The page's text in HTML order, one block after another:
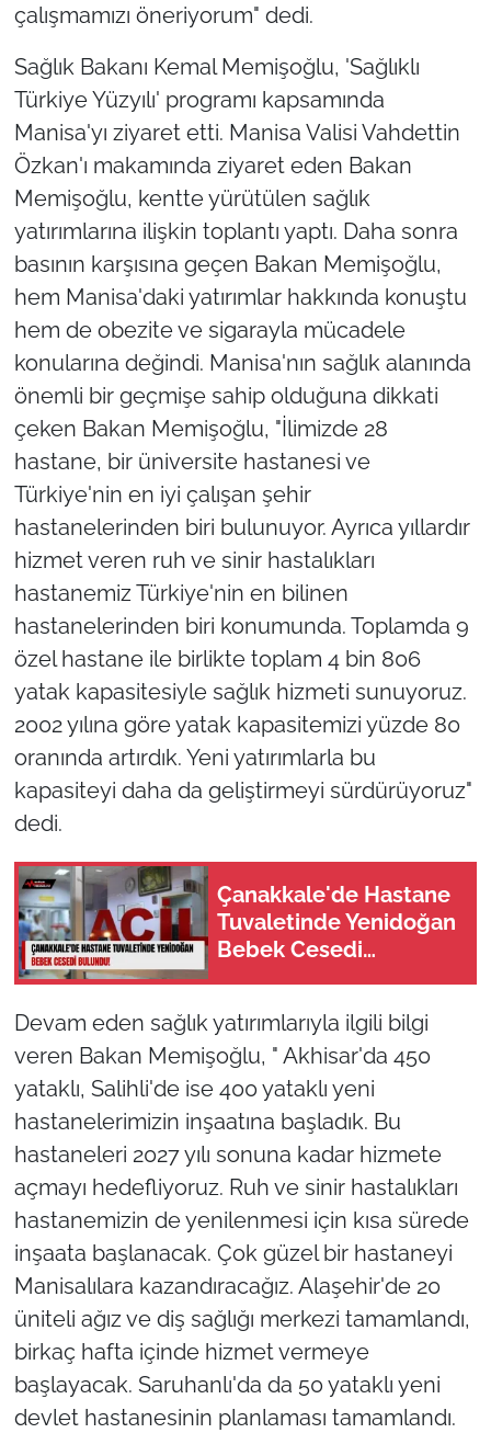
çalışmamızı öneriyorum" dedi.
Sağlık Bakanı Kemal Memişoğlu, 'Sağlıklı
Türkiye Yüzyılı' programı kapsamında
Manisa'yı ziyaret etti. Manisa Valisi Vahdettin
Özkan'ı makamında ziyaret eden Bakan
Memişoğlu, kentte yürütülen sağlık
yatırımlarına ilişkin toplantı yaptı. Daha sonra
basının karşısına geçen Bakan Memişoğlu,
hem Manisa'daki yatırımlar hakkında konuştu
hem de obezite ve sigarayla mücadele
konularına değindi. Manisa'nın sağlık alanında
önemli bir geçmişe sahip olduğuna dikkati
çeken Bakan Memişoğlu, "İlimizde 28
hastane, bir üniversite hastanesi ve
Türkiye'nin en iyi çalışan şehir
hastanelerinden biri bulunuyor. Ayrıca yıllardır
hizmet veren ruh ve sinir hastalıkları
hastanemiz Türkiye'nin en bilinen
hastanelerinden biri konumunda. Toplamda 9
özel hastane ile birlikte toplam 4 bin 806
yatak kapasitesiyle sağlık hizmeti sunuyoruz.
2002 yılına göre yatak kapasitemizi yüzde 80
oranında artırdık. Yeni yatırımlarla bu
kapasiteyi daha da geliştirmeyi sürdürüyoruz"
dedi.
Çanakkale'de Hastane
Tuvaletinde Yenidoğan
Bebek Cesedi
Devam eden sağlık yatırımlarıyla ilgili bilgi
veren Bakan Memişoğlu, " Akhisar'da 450
yataklı, Salihli'de ise 400 yataklı yeni
hastanelerimizin inşaatına başladık. Bu
hastaneleri 2027 yılı sonuna kadar hizmete
açmayı hedefliyoruz. Ruh ve sinir hastalıkları
hastanemizin de yenilenmesi için kısa sürede
inşaata başlanacak. Çok güzel bir hastaneyi
Manisalılara kazandıracağız. Alaşehir'de 20
üniteli ağız ve diş sağlığı merkezi tamamlandı,
birkaç hafta içinde hizmet vermeye
başlayacak. Saruhanlı'da da 50 yataklı yeni
devlet hastanesinin planlaması tamamlandı.